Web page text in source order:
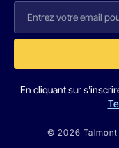
En cliquant sur
© 2026